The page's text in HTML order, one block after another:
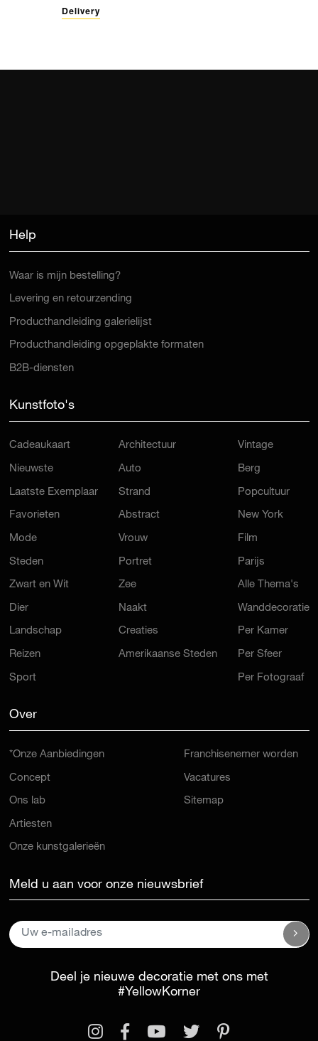
Delivery
Help
Waar is mijn bestelling?
Levering en retourzending
Producthandleiding galerielijst
Producthandleiding opgeplakte formaten
B2B-diensten
Kunstfoto's
Cadeaukaart
Nieuwste
Laatste Exemplaar
Favorieten
Mode
Steden
Zwart en Wit
Dier
Landschap
Reizen
Sport
Architectuur
Auto
Strand
Abstract
Vrouw
Portret
Zee
Naakt
Creaties
Amerikaanse Steden
Vintage
Berg
Popcultuur
New York
Film
Parijs
Alle Thema's
Wanddecoratie
Per Kamer
Per Sfeer
Per Fotograaf
Over
*Onze Aanbiedingen
Concept
Ons lab
Artiesten
Onze kunstgalerieën
Franchisenemer worden
Vacatures
Sitemap
Meld u aan voor onze nieuwsbrief
Deel je nieuwe decoratie met ons met
#YellowKorner